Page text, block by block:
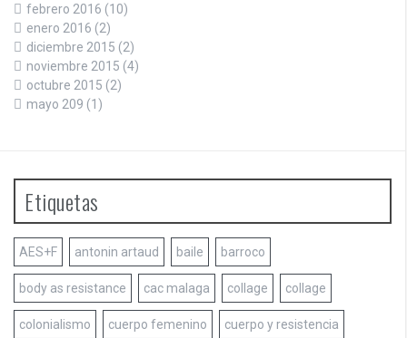
febrero 2016 (10)
enero 2016 (2)
diciembre 2015 (2)
noviembre 2015 (4)
octubre 2015 (2)
mayo 209 (1)
Etiquetas
AES+F antonin artaud baile barroco
body as resistance cac malaga collage collage
colonialismo cuerpo femenino cuerpo y resistencia